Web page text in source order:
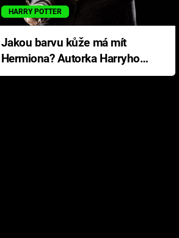
HARRY POTTER
Jakou barvu kůže má mít
Hermiona? Autorka Harryho
Pottera přišla s ráznou